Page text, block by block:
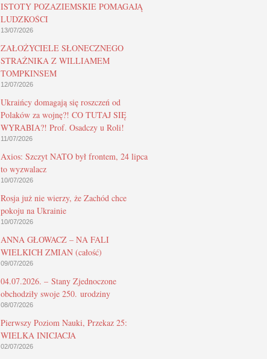
ISTOTY POZAZIEMSKIE POMAGAJĄ
LUDZKOŚCI
13/07/2026
ZAŁOŻYCIELE SŁONECZNEGO
STRAŻNIKA Z WILLIAMEM
TOMPKINSEM
12/07/2026
Ukraińcy domagają się roszczeń od
Polaków za wojnę?! CO TUTAJ SIĘ
WYRABIA?! Prof. Osadczy u Roli!
11/07/2026
Axios: Szczyt NATO był frontem, 24 lipca
to wyzwalacz
10/07/2026
Rosja już nie wierzy, że Zachód chce
pokoju na Ukrainie
10/07/2026
ANNA GŁOWACZ – NA FALI
WIELKICH ZMIAN (całość)
09/07/2026
04.07.2026. – Stany Zjednoczone
obchodziły swoje 250. urodziny
08/07/2026
Pierwszy Poziom Nauki, Przekaz 25:
WIELKA INICJACJA
02/07/2026